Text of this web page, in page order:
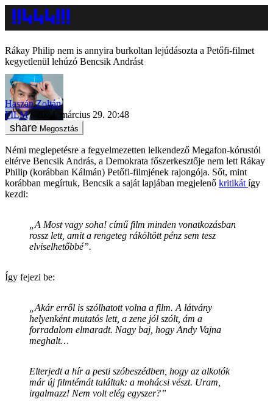
Rákay Philip nem is annyira burkoltan lejúdásozta a Petőfi-filmet
kegyetlenül lehúzó Bencsik Andrást
Haszán Zoltán
FILM
2024. március 29. 20:48
Megosztás
Némi meglepetésre a fegyelmezetten lelkendező Megafon-kórustól
eltérve Bencsik András, a Demokrata főszerkesztője nem lett Rákay
Philip (korábban Kálmán) Petőfi-filmjének rajongója. Sőt, mint
korábban megírtuk, Bencsik a saját lapjában megjelenő kritikát így
kezdi:
„A Most vagy soha! című film minden vonatkozásban
rossz lett, amit a rengeteg ráköltött pénz sem tesz
elviselhetőbbé”.
Így fejezi be:
„Akár erről is szólhatott volna a film. A látvány
helyenként mutatós lett, a zene jól szólt, ám a
forradalom elmaradt. Nagy baj, hogy Andy Vajna
meghalt…
Elterjedt a hír a pesti szóbeszédben, hogy az alkotók
már új filmtémát találtak: a mohácsi vészt. Uram,
irgalmazz! Nem volt elég egyszer?”